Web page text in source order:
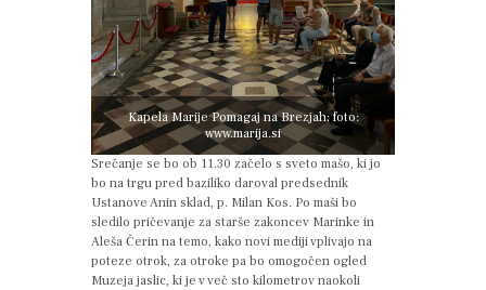
Kapela Marije Pomagaj na Brezjah; foto:
www.marija.si
Srečanje se bo ob 11.30 začelo s sveto mašo, ki jo
bo na trgu pred baziliko daroval predsednik
Ustanove Anin sklad, p. Milan Kos. Po maši bo
sledilo pričevanje za starše zakoncev Marinke in
Aleša Čerin na temo, kako novi mediji vplivajo na
poteze otrok, za otroke pa bo omogočen ogled
Muzeja jaslic, ki je v več sto kilometrov naokoli